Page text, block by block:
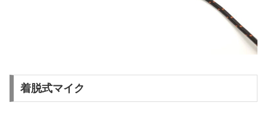
着脱式マイク